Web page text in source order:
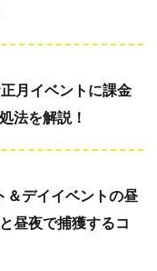
月イベントに課金
法を解説！
＆デイイベントの昼
昼夜で捕獲するコ